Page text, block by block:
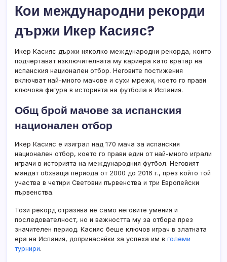
Кои международни рекорди
държи Икер Касияс?
Икер Касияс държи няколко международни рекорда, които
подчертават изключителната му кариера като вратар на
испанския национален отбор. Неговите постижения
включват най-много мачове и сухи мрежи, което го прави
ключова фигура в историята на футбола в Испания.
Общ брой мачове за испанския
национален отбор
Икер Касияс е изиграл над 170 мача за испанския
национален отбор, което го прави един от най-много играли
играчи в историята на международния футбол. Неговият
мандат обхваща периода от 2000 до 2016 г., през който той
участва в четири Световни първенства и три Европейски
първенства.
Този рекорд отразява не само неговите умения и
последователност, но и важността му за отбора през
значителен период. Касияс беше ключов играч в златната
ера на Испания, допринасяйки за успеха им в големи
турнири.